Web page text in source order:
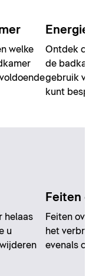
welke
Energie
Ontdek
de
gebruik
kunt
helaas
u
Feiten
Feiten over
het
evenals